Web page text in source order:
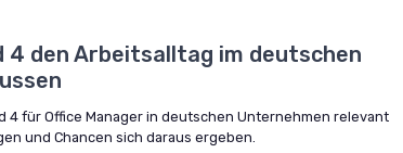
4 den Arbeitsalltag im deutschen
4 für Office Manager in deutschen Unternehmen relevant
und Chancen sich daraus ergeben.